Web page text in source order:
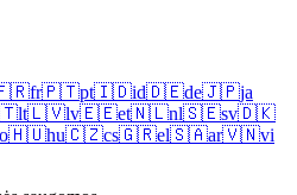
fr🇵🇹pt🇮🇩id🇩🇪de🇯🇵ja
lt🇱🇻lv🇪🇪et🇳🇱nl🇸🇪sv🇩🇰
🇭🇺hu🇨🇿cs🇬🇷el🇸🇦ar🇻🇳vi